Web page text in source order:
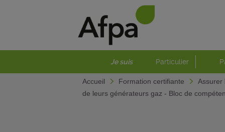
Je suis Particulier
Accueil Formation certifiante
Assurer
de leurs générateurs gaz - Bloc de